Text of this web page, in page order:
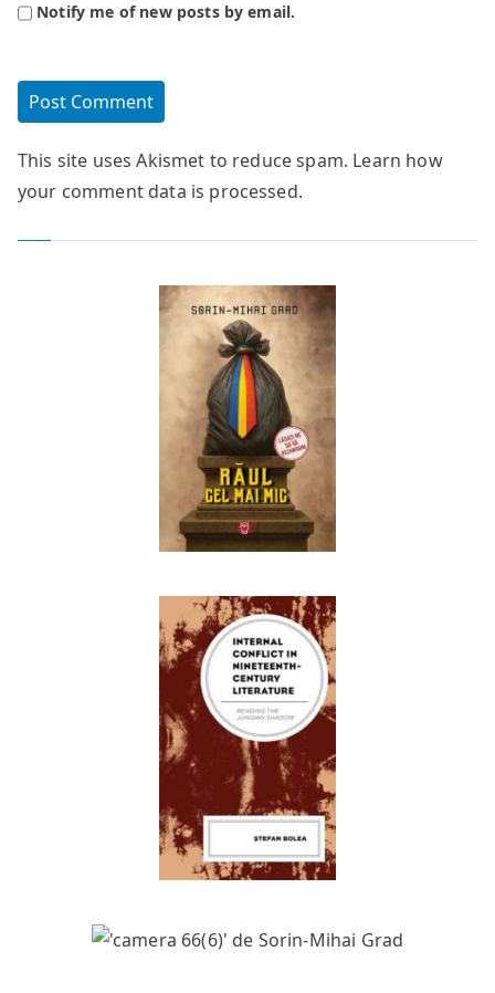
Notify me of new posts by email.
This site uses Akismet to reduce spam. Learn how
your comment data is processed.